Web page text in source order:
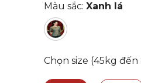
Màu sắc: Xanh lá
Chọn size (45kg